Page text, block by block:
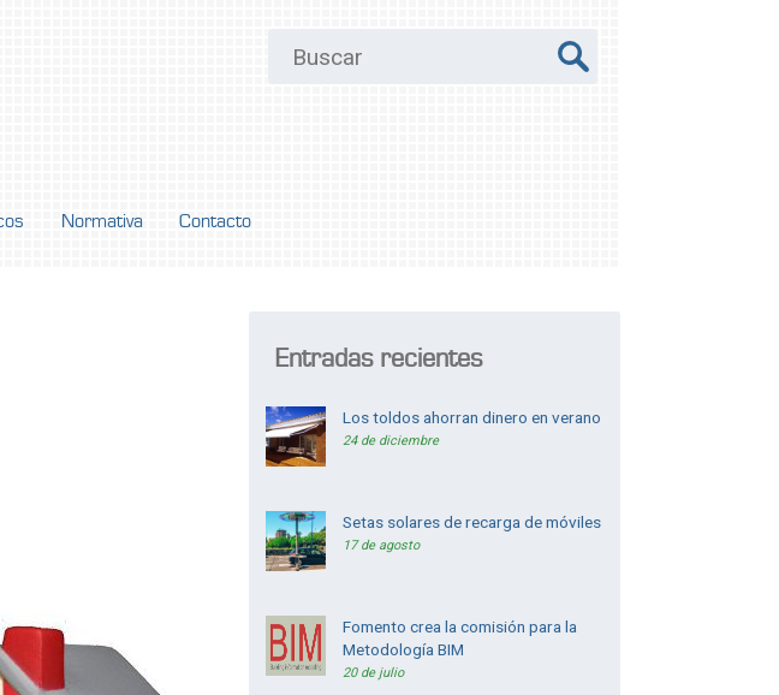
Normativa Contacto
Entradas recientes
Los toldos ahorran dinero en verano
24 de diciembre
Setas solares de recarga de móviles
17 de agosto
Fomento crea la comisión para la
Metodología BIM
20 de julio